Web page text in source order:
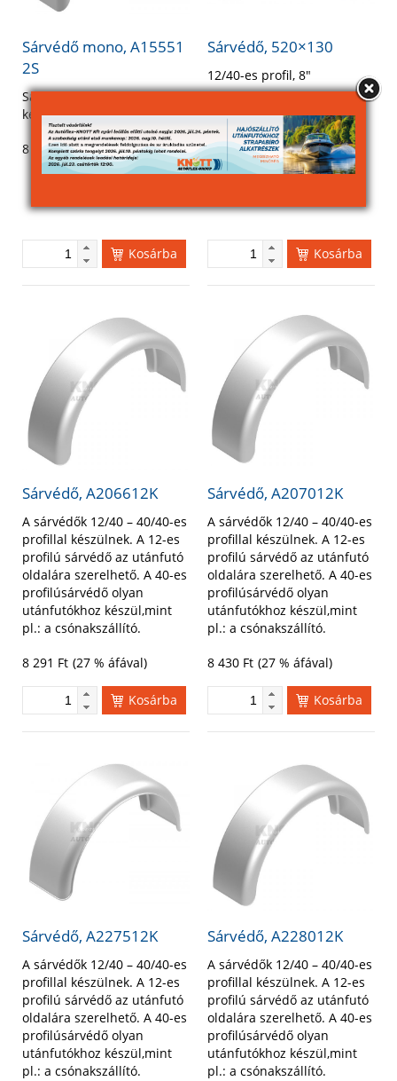
Sárvédő mono, A15551
2S
Sárvédő 13″, 145-ös
kerékhez, 5 furattal
8 090Ft (27 % áfával)
Kosárba
Sárvédő, 520×130
12/40-es profil, 8″
Kosárba
Sárvédő, A206612K
A sárvédők 12/40 – 40/40-es
profillal készülnek. A 12-es
profilú sárvédő az utánfutó
oldalára szerelhető. A 40-es
profilúsárvédő olyan
utánfutókhoz készül,mint
pl.: a csónakszállító.
8 291 Ft (27 % áfával)
Kosárba
Sárvédő, A207012K
A sárvédők 12/40 – 40/40-es
profillal készülnek. A 12-es
profilú sárvédő az utánfutó
oldalára szerelhető. A 40-es
profilúsárvédő olyan
utánfutókhoz készül,mint
pl.: a csónakszállító.
8 430 Ft (27 % áfával)
Kosárba
Sárvédő, A227512K
A sárvédők 12/40 – 40/40-es
profillal készülnek. A 12-es
profilú sárvédő az utánfutó
oldalára szerelhető. A 40-es
profilúsárvédő olyan
utánfutókhoz készül,mint
pl.: a csónakszállító.
Sárvédő, A228012K
A sárvédők 12/40 – 40/40-es
profillal készülnek. A 12-es
profilú sárvédő az utánfutó
oldalára szerelhető. A 40-es
profilúsárvédő olyan
utánfutókhoz készül,mint
pl.: a csónakszállító.